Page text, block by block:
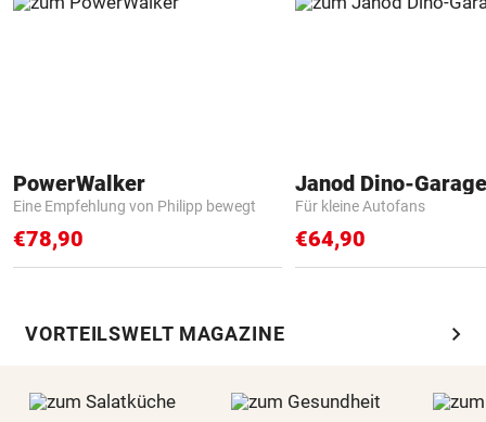
PowerWalker
Eine Empfehlung von Philipp bewegt
€78,90
Janod Dino-Garage
Für kleine Autofans
€64,90
VORTEILSWELT MAGAZINE chevron_right